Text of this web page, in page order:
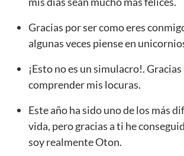
Gracias por ser como eres
algunas veces piense en
¡Esto no es un simulacro!.
comprender mis locuras.
Este año ha sido uno de los más
vida, pero gracias a ti he
soy realmente Oton.